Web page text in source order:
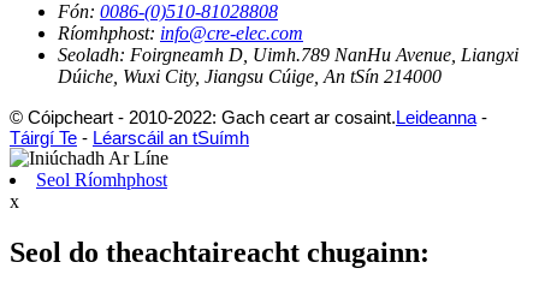
Fón: 0086-(0)510-81028808
Ríomhphost: info@cre-elec.com
Seoladh: Foirgneamh D, Uimh.789 NanHu Avenue, Liangxi
Dúiche, Wuxi City, Jiangsu Cúige, An tSín 214000
© Cóipcheart - 2010-2022: Gach ceart ar cosaint.Leideanna -
Táirgí Te - Léarscáil an tSuímh
Seol Ríomhphost
x
Seol do theachtaireacht chugainn: